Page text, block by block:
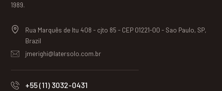
1989.
Rua Marquês de Itu 408 - cjto 85 - CEP 01221-00 - Sao Paulo, SP,
Brazil
jmerighi@latersolo.com.br
+55 (11) 3032-0431